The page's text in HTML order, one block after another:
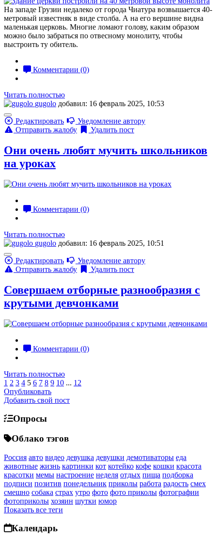
На западе Грузии недалеко от города Чиатура возвышается 40-
метровый известняк в виде столба. А на его вершине видна
маленькая церковь. Многие ломают голову, каким образом
можно было забраться по отвесному монолиту, чтобы
выстроить ту обитель.
Комментарии (0)
Читать полностью
gugolo добавил: 16 февраль 2025, 10:53
Редактировать
Уведомление автору
Отправить жалобу
Удалить пост
Они очень любят мучить школьников
на уроках
Комментарии (0)
Читать полностью
gugolo добавил: 16 февраль 2025, 10:51
Редактировать
Уведомление автору
Отправить жалобу
Удалить пост
Совершаем отборные разнообразия с
крутыми девчонками
Комментарии (0)
Читать полностью
1 2 3 4 5 6 7 8 9 10 ... 12
Опубликовать
Добавить свой пост
Опросы
Облако тэгов
Россия авто видео девушка девушки демотиваторы еда
животные жизнь картинки кот котейко кофе кошки красота
красотки мемы настроение неделя отдых пища подборка
подписи позитив понедельник приколы работа радость смех
смешно собака страх утро фото фото приколы фотографии
фотоприколы хозяин шутки юмор
Показать все теги
Календарь